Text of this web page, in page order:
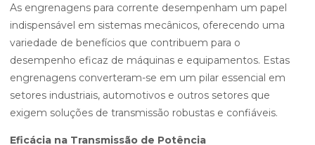
As engrenagens para corrente desempenham um papel
indispensável em sistemas mecânicos, oferecendo uma
variedade de benefícios que contribuem para o
desempenho eficaz de máquinas e equipamentos. Estas
engrenagens converteram-se em um pilar essencial em
setores industriais, automotivos e outros setores que
exigem soluções de transmissão robustas e confiáveis.
Eficácia na Transmissão de Potência